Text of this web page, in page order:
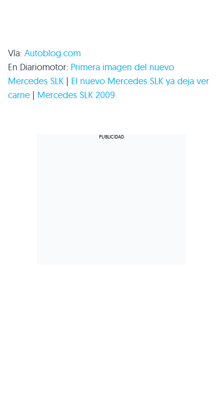
Vía: Autoblog.com
En Diariomotor: Primera imagen del nuevo
Mercedes SLK | El nuevo Mercedes SLK ya deja ver
carne | Mercedes SLK 2009